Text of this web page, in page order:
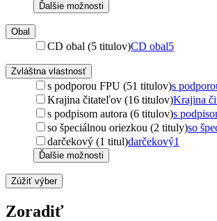
Ďalšie možnosti
Obal
CD obal (5 titulov)CD obal5
Zvláštna vlastnosť
s podporou FPU (51 titulov)s
Krajina čitateľov (16 titulov)Krajina
s podpisom autora (6 titulov)s
so špeciálnou oriezkou (2 tituly)so
darčekový (1 titul)darčekový1
Ďalšie možnosti
Zúžiť výber
Zoradiť